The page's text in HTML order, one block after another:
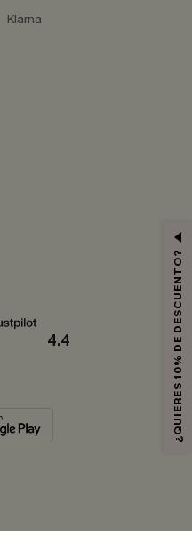
Klarna
4.4 ¿QUIERES 10% DE DESCUENTO?